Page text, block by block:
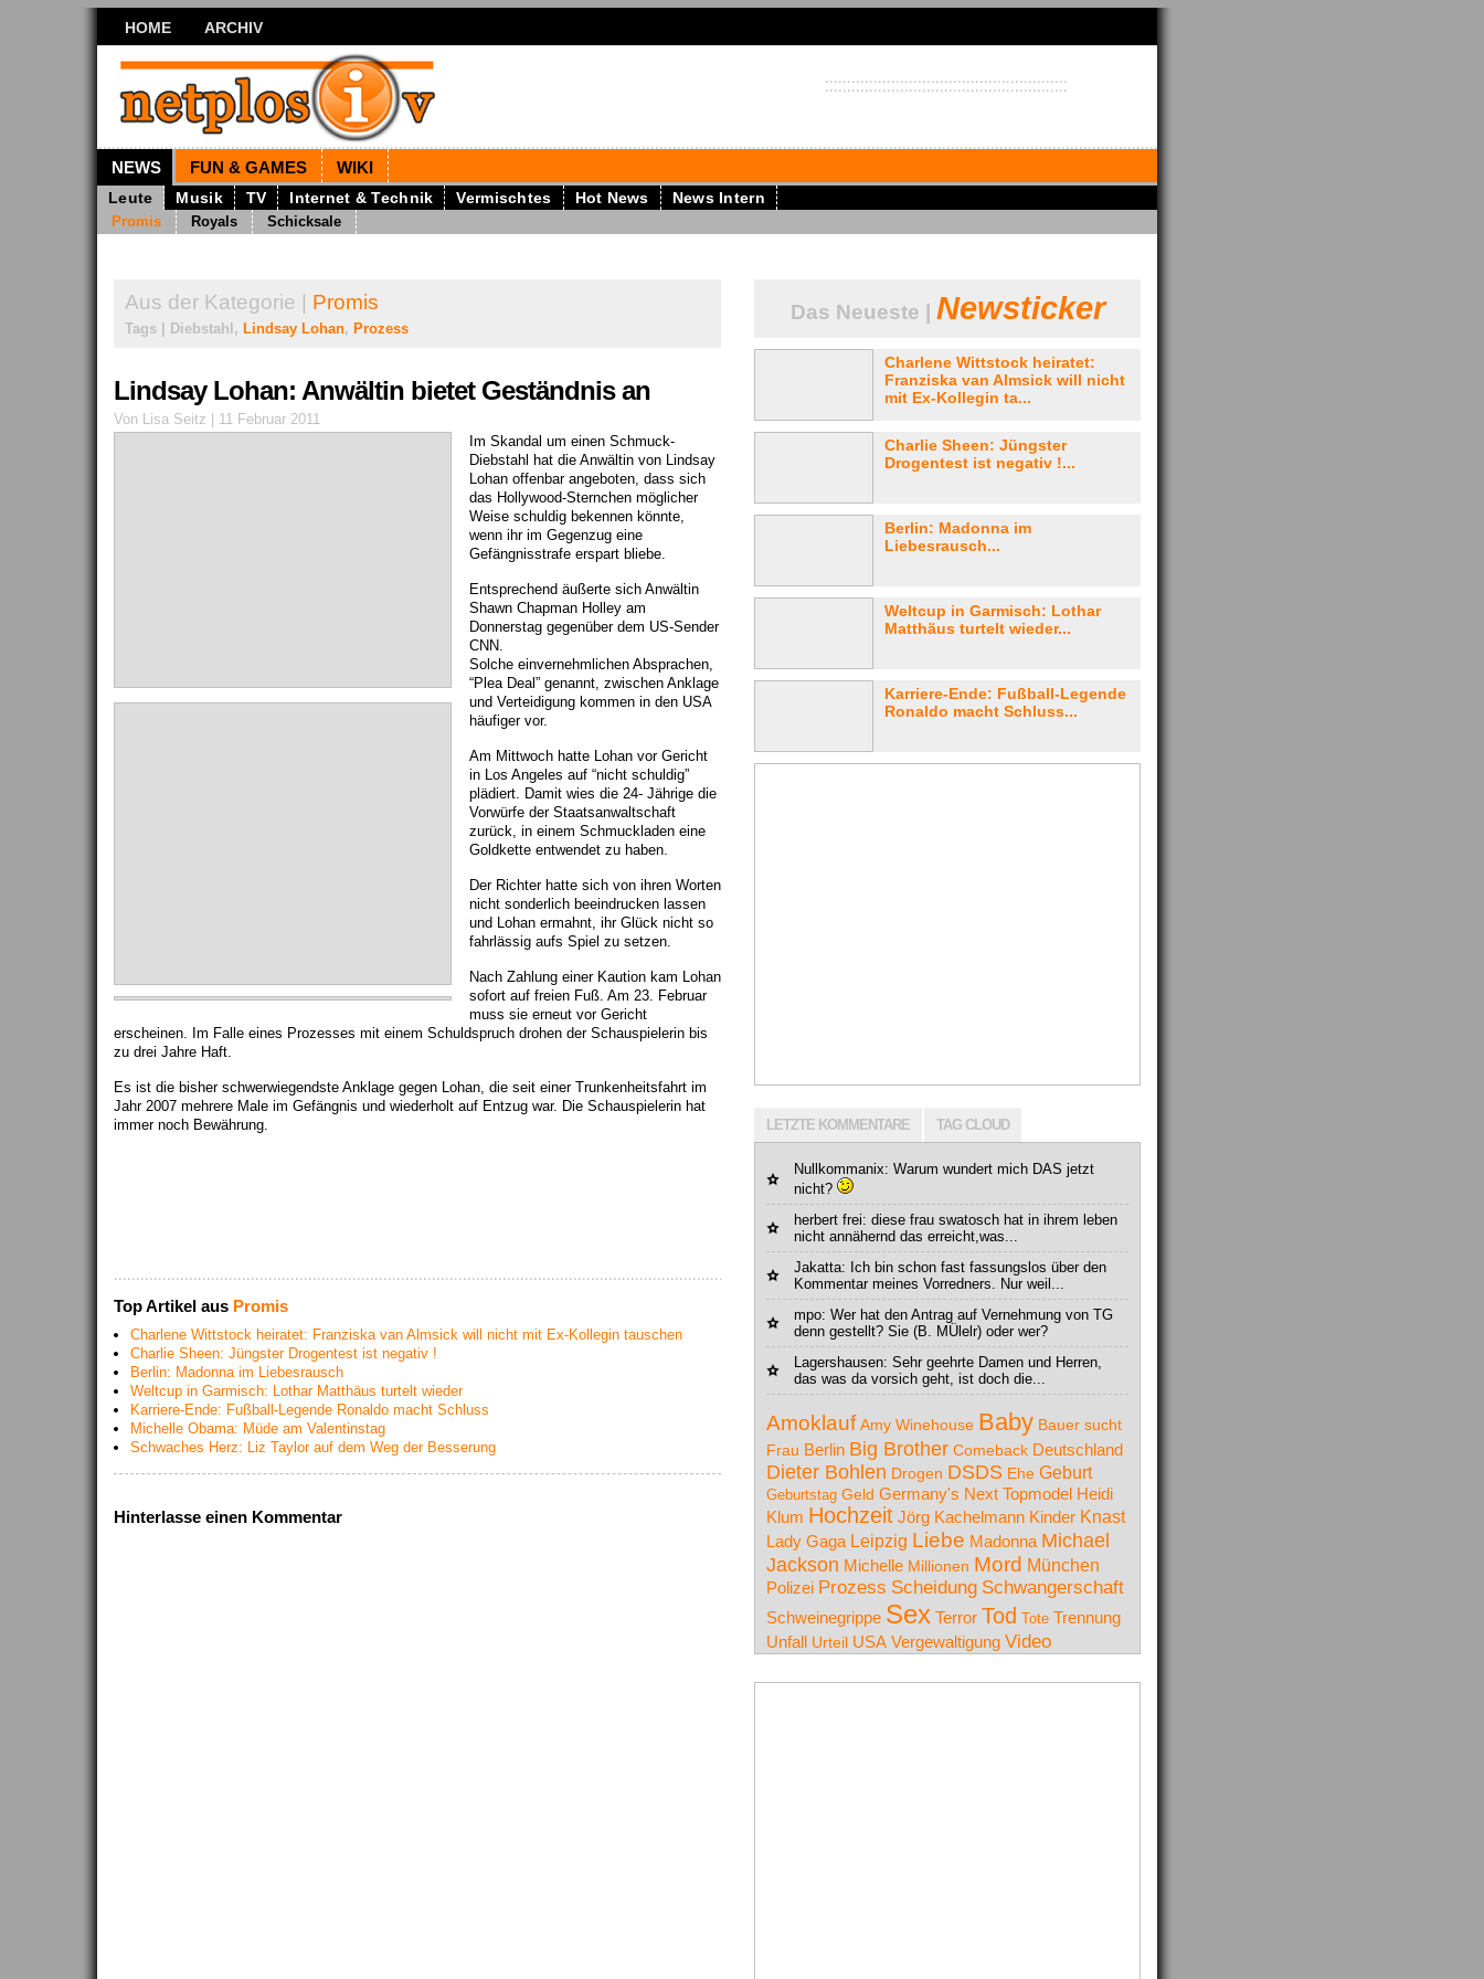
HOME ARCHIV
NEWS FUN & GAMES WIKI
Leute Musik TV Internet & Technik Vermischtes Hot News News Intern
Promis Royals Schicksale
Aus der Kategorie | Promis
Tags | Diebstahl, Lindsay Lohan, Prozess
Lindsay Lohan: Anwältin bietet Geständnis an
Von Lisa Seitz | 11 Februar 2011
Im Skandal um einen Schmuck-
Diebstahl hat die Anwältin von Lindsay
Lohan offenbar angeboten, dass sich
das Hollywood-Sternchen möglicher
Weise schuldig bekennen könnte,
wenn ihr im Gegenzug eine
Gefängnisstrafe erspart bliebe.
Entsprechend äußerte sich Anwältin
Shawn Chapman Holley am
Donnerstag gegenüber dem US-Sender
CNN.
Solche einvernehmlichen Absprachen,
“Plea Deal” genannt, zwischen Anklage
und Verteidigung kommen in den USA
häufiger vor.
Am Mittwoch hatte Lohan vor Gericht
in Los Angeles auf “nicht schuldig”
plädiert. Damit wies die 24- Jährige die
Vorwürfe der Staatsanwaltschaft
zurück, in einem Schmuckladen eine
Goldkette entwendet zu haben.
Der Richter hatte sich von ihren Worten
nicht sonderlich beeindrucken lassen
und Lohan ermahnt, ihr Glück nicht so
fahrlässig aufs Spiel zu setzen.
Nach Zahlung einer Kaution kam Lohan
sofort auf freien Fuß. Am 23. Februar
muss sie erneut vor Gericht
erscheinen. Im Falle eines Prozesses mit einem Schuldspruch drohen der Schauspielerin bis
zu drei Jahre Haft.
Es ist die bisher schwerwiegendste Anklage gegen Lohan, die seit einer Trunkenheitsfahrt im
Jahr 2007 mehrere Male im Gefängnis und wiederholt auf Entzug war. Die Schauspielerin hat
immer noch Bewährung.
Top Artikel aus Promis
Charlene Wittstock heiratet: Franziska van Almsick will nicht mit Ex-Kollegin tauschen
Charlie Sheen: Jüngster Drogentest ist negativ !
Berlin: Madonna im Liebesrausch
Weltcup in Garmisch: Lothar Matthäus turtelt wieder
Karriere-Ende: Fußball-Legende Ronaldo macht Schluss
Michelle Obama: Müde am Valentinstag
Schwaches Herz: Liz Taylor auf dem Weg der Besserung
Hinterlasse einen Kommentar
Das Neueste | Newsticker
Charlene Wittstock heiratet:
Franziska van Almsick will nicht
mit Ex-Kollegin ta...
Charlie Sheen: Jüngster
Drogentest ist negativ !...
Berlin: Madonna im
Liebesrausch...
Weltcup in Garmisch: Lothar
Matthäus turtelt wieder...
Karriere-Ende: Fußball-Legende
Ronaldo macht Schluss...
LETZTE KOMMENTARE TAG CLOUD
Nullkommanix: Warum wundert mich DAS jetzt
nicht?
herbert frei: diese frau swatosch hat in ihrem leben
nicht annähernd das erreicht,was...
Jakatta: Ich bin schon fast fassungslos über den
Kommentar meines Vorredners. Nur weil...
mpo: Wer hat den Antrag auf Vernehmung von TG
denn gestellt? Sie (B. MÜlelr) oder wer?
Lagershausen: Sehr geehrte Damen und Herren,
das was da vorsich geht, ist doch die...
Amoklauf Amy Winehouse Baby Bauer sucht
Frau Berlin Big Brother Comeback Deutschland
Dieter Bohlen Drogen DSDS Ehe Geburt
Geburtstag Geld Germany's Next Topmodel Heidi
Klum Hochzeit Jörg Kachelmann Kinder Knast
Lady Gaga Leipzig Liebe Madonna Michael
Jackson Michelle Millionen Mord München
Polizei Prozess Scheidung Schwangerschaft
Schweinegrippe Sex Terror Tod Tote Trennung
Unfall Urteil USA Vergewaltigung Video